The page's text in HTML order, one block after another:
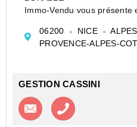
Immo-Vendu vous présente
VAL d'ORA (2017), Chemin
rez-de-chaussée.
06200 NICE
PROVENCE-ALPES-
GESTION CASSINI
Contacter l'agence